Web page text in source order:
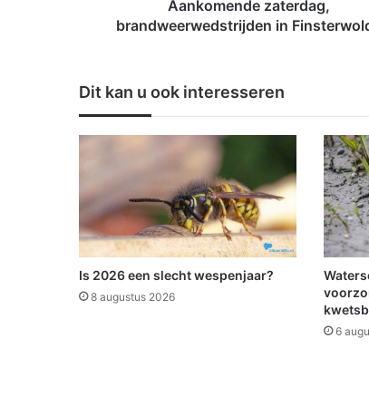
r
d
a
b
a
d
w
Aankomende zaterdag,
brandweerwedstrijden in
Dit kan u ook interesseren
Is 2026 een slecht wespenjaar?
8 augustus 2026
6